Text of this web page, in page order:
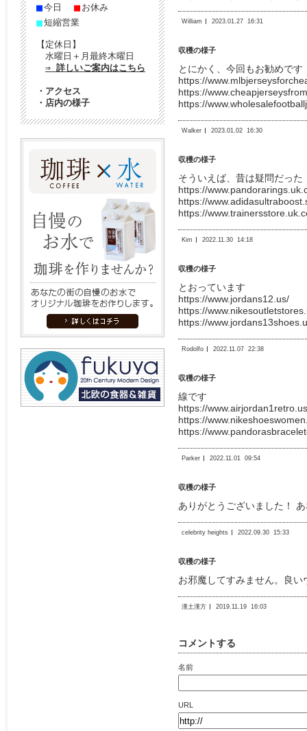
William 2023.01.27 16:31
収穫の様子
とにかく、今回もお勧めです
https://
https://
https://
Walker 2023.01.02 16:30
収穫の様子
そういえば、昔は疑問だった
https://
https://
https://
Kim 2022.11.30 14:18
収穫の様子
とおっています
https://www.jordans12.us/
https://
https://
Rodolfo 2022.11.07 22:38
収穫の様子
線です
https://
https://
https://
Parker 2022.11.01 09:54
収穫の様子
ありがとうございました！
celebrity heights 2022.09.30 15:33
収穫の様子
お邪魔してすみません。良
漢土漢方 2019.11.19 16:03
コメントする
名前
URL
■今日 ■ お休み
■短縮営業
【定休日】
水曜日＋月最終木曜日
⇒ 詳しいご案内はこちら
・ アクセス
・ 店内の様子